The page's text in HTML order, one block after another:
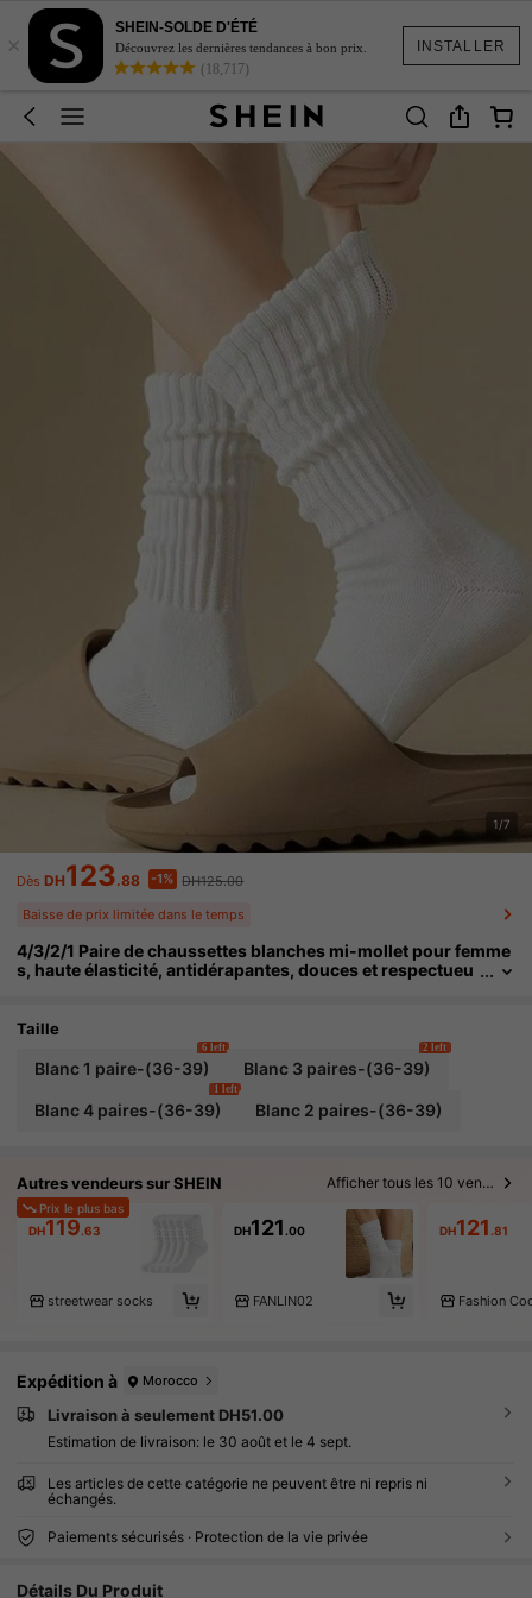
INSTALLER
×
SHEIN-SOLDE D'ÉTÉ
Découvrez les dernières tendances à bon prix.
(18,717)
1/7
Dès DH123.88 -1% DH125.00
Baisse de prix limitée dans le temps
4/3/2/1 Paire de chaussettes blanches mi-mollet pour femme
s, haute élasticité, antidérapantes, douces et respectueu
Taille
Blanc 1 paire-(36-39)
6 left
Blanc 3 paires-(36-39)
2 left
Blanc 4 paires-(36-39)
1 left
Blanc 2 paires-(36-39)
Autres vendeurs sur SHEIN Afficher tous les 10 vendeurs
Prix le plus bas
DH119.63
streetwear socks
DH121 .00
FANLIN02
DH121 .81
Expédition à Morocco
Livraison à seulement DH51.00
Estimation de livraison: le 30 août et le 4 sept.
Les articles de cette catégorie ne peuvent être ni repris ni
échangés.
Paiements sécurisés · Protection de la vie privée
Détails Du Produit